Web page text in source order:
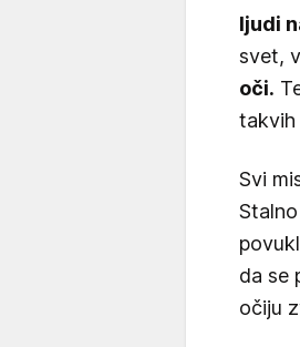
ljudi
svet,
oči.
takvih
Svi
da se
očiju